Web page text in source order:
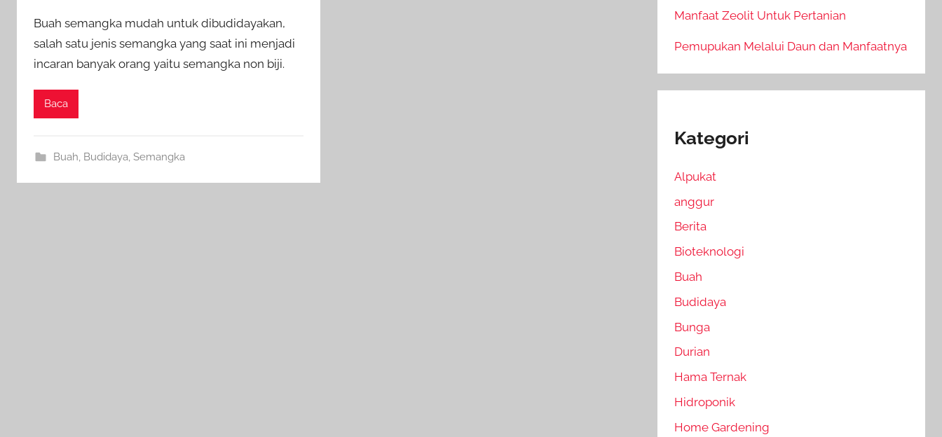
Buah semangka mudah untuk dibudidayakan,
salah satu jenis semangka yang saat ini menjadi
incaran banyak orang yaitu semangka non biji.
Baca
Buah Budidaya Semangka
Manfaat Zeolit Untuk Pertanian
Pemupukan Melalui Daun dan Manfaatnya
Kategori
Alpukat
anggur
Berita
Bioteknologi
Buah
Budidaya
Bunga
Durian
Hama Ternak
Hidroponik
Home Gardening